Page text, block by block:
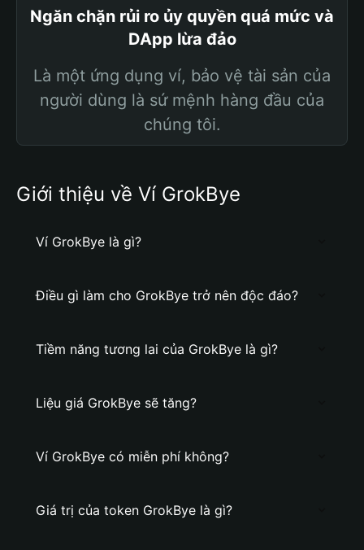
Ngăn chặn rủi ro ủy quyền quá mức và
DApp lừa đảo
Là một ứng dụng ví, bảo vệ tài sản của
người dùng là sứ mệnh hàng đầu của
chúng tôi.
Giới thiệu về Ví GrokBye
Ví GrokBye là gì?
Điều gì làm cho GrokBye trở nên độc đáo?
Tiềm năng tương lai của GrokBye là gì?
Liệu giá GrokBye sẽ tăng?
Ví GrokBye có miễn phí không?
Giá trị của token GrokBye là gì?